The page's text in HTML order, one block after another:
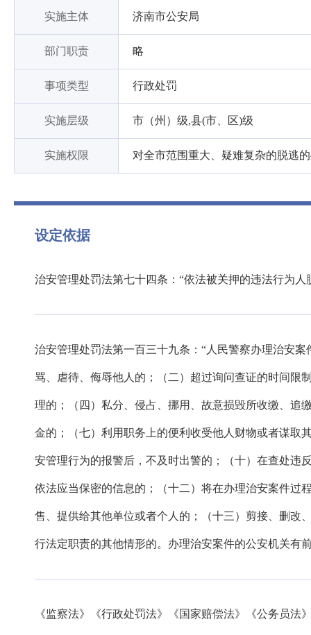
实施主体 济南市公安局
部门职责 略
事项类型 行政处罚
实施层级 市（州）级,县(市、区)级
实施权限 对全市范围重大、疑难复杂的脱逃
设定依据
治安管理处罚法第七十四条：“依法被关押的违法行为
治安管理处罚法第一百三十九条：“人民警察办理治安
骂、虐待、侮辱他人的；（二）超过询问查证的时间限
理的；（四）私分、侵占、挪用、故意损毁所收缴、追
金的；（七）利用职务上的便利收受他人财物或者谋取
安管理行为的报警后，不及时出警的；（十）在查处违
依法应当保密的信息的；（十二）将在办理治安案件过
售、提供给其他单位或者个人的；（十三）剪接、删改
行法定职责的其他情形的。办理治安案件的公安机关有
《监察法》《行政处罚法》《国家赔偿法》《公务员